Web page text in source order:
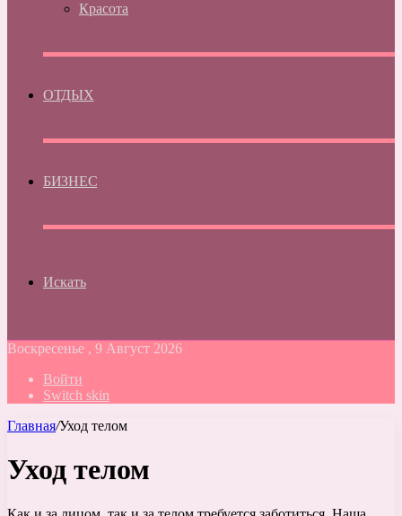
Красота
ОТДЫХ
БИЗНЕС
Искать
Воскресенье , 9 Август 2026
Войти
Switch skin
Главная/Уход телом
Уход телом